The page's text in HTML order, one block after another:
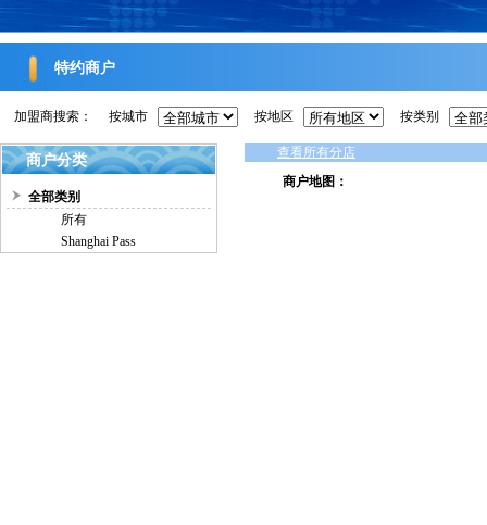
特约商户
加盟商搜索： 按城市 按地区 按类别
商户分类
全部类别
所有
Shanghai Pass
查看所有分店
商户地图：